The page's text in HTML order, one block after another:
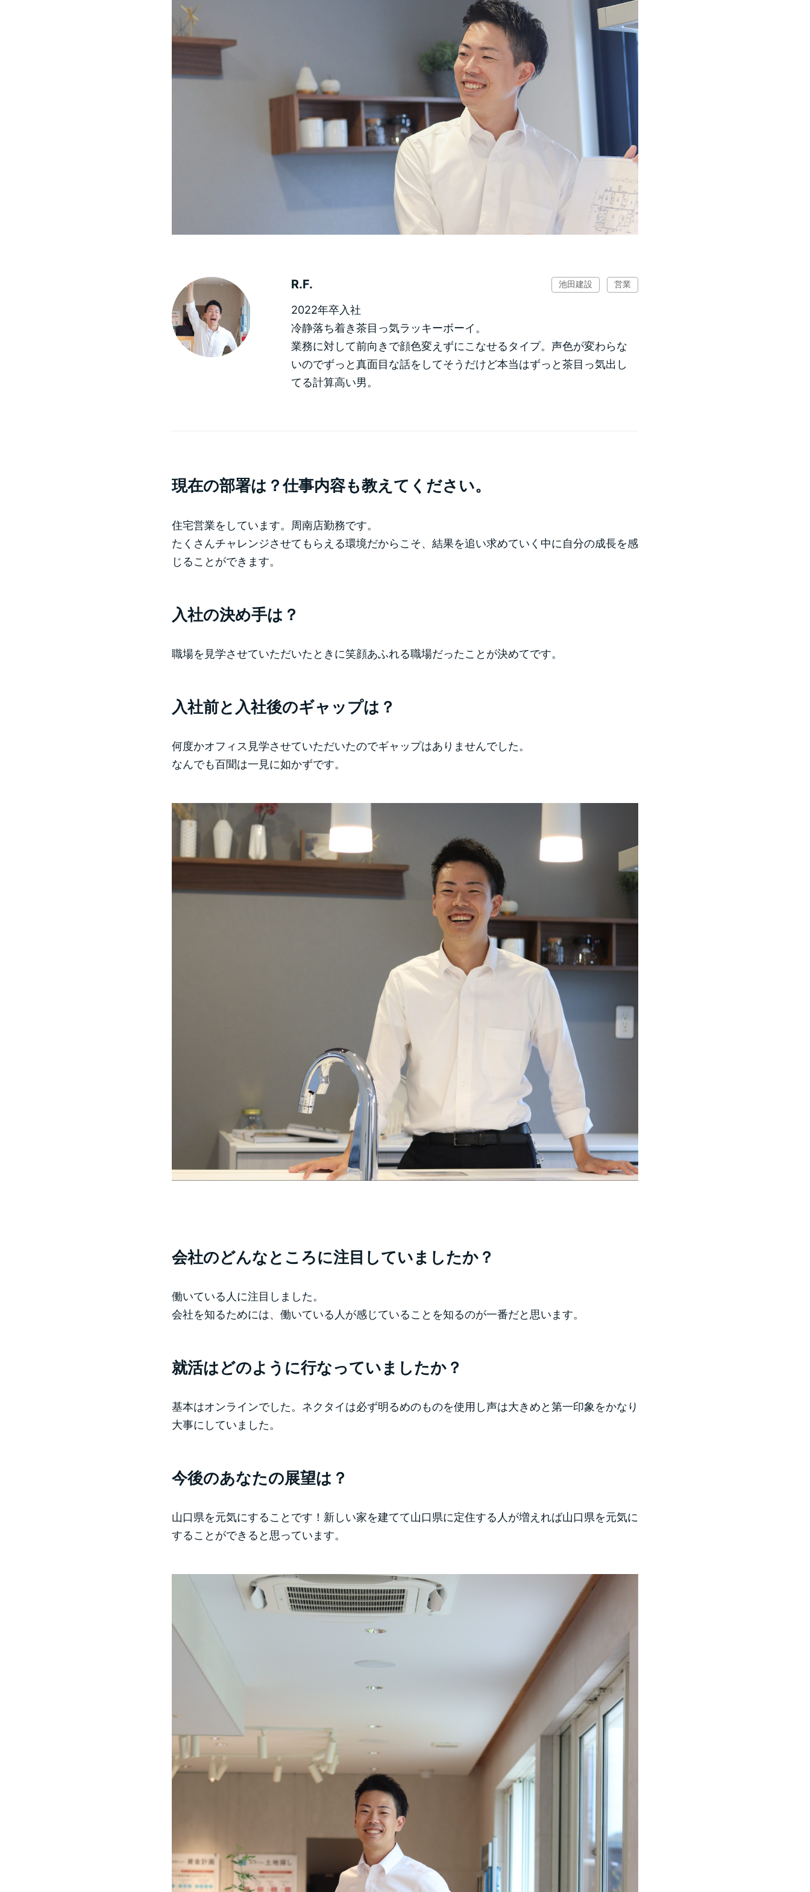
R.F. 池田建設 営業
2022年卒入社
冷静落ち着き茶目っ気ラッキーボーイ。
業務に対して前向きで顔色変えずにこなせるタイプ。声色が変わらな
いのでずっと真面目な話をしてそうだけど本当はずっと茶目っ気出し
てる計算高い男。
現在の部署は？仕事内容も教えてください。
住宅営業をしています。周南店勤務です。
たくさんチャレンジさせてもらえる環境だからこそ、結果を追い求めていく中に自分の成長を感
じることができます。
入社の決め手は？
職場を見学させていただいたときに笑顔あふれる職場だったことが決めてです。
入社前と入社後のギャップは？
何度かオフィス見学させていただいたのでギャップはありませんでした。
なんでも百聞は一見に如かずです。
会社のどんなところに注目していましたか？
働いている人に注目しました。
会社を知るためには、働いている人が感じていることを知るのが一番だと思います。
就活はどのように行なっていましたか？
基本はオンラインでした。ネクタイは必ず明るめのものを使用し声は大きめと第一印象をかなり
大事にしていました。
今後のあなたの展望は？
山口県を元気にすることです！新しい家を建てて山口県に定住する人が増えれば山口県を元気に
することができると思っています。